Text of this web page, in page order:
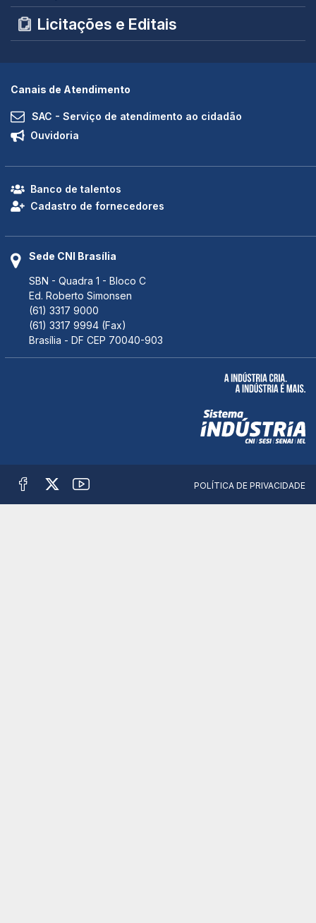
Licitações e Editais
Canais de Atendimento
SAC - Serviço de atendimento ao cidadão
Ouvidoria
Banco de talentos
Cadastro de fornecedores
Sede CNI Brasília
SBN - Quadra 1 - Bloco C
Ed. Roberto Simonsen
(61) 3317 9000
(61) 3317 9994 (Fax)
Brasília - DF CEP 70040-903
POLÍTICA DE PRIVACIDADE